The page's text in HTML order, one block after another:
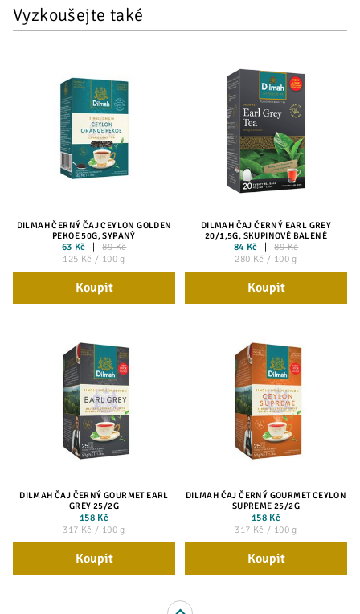
Vyzkoušejte také
DILMAH ČERNÝ ČAJ CEYLON GOLDEN
PEKOE 50G, SYPANÝ
63 Kč
89 Kč
125 Kč / 100 g
Koupit
DILMAH ČAJ ČERNÝ EARL GREY
20/1,5G, SKUPINOVĚ BALENÉ
84 Kč
89 Kč
280 Kč / 100 g
Koupit
DILMAH ČAJ ČERNÝ GOURMET EARL
GREY 25/2G
158 Kč
317 Kč / 100 g
Koupit
DILMAH ČAJ ČERNÝ GOURMET CEYLON
SUPREME 25/2G
158 Kč
317 Kč / 100 g
Koupit